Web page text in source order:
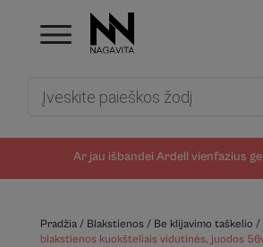
Ar jau išbandei Ardell vienfazius
Pradžia/ Blakstienos/ Be klijavimo taškelio /
blakstienos kuokšteliais vidutinės, juodos